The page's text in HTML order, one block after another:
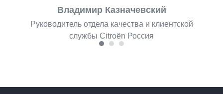
Владимир Казначевский
Руководитель отдела качества и клиентской
службы Citroën Россия